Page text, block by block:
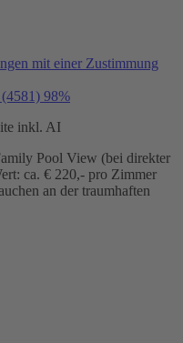
mit einer Zustimmung
(4581) 98%
inkl. AI
Pool View (bei direkter
ca. € 220,- pro Zimmer
an der traumhaften